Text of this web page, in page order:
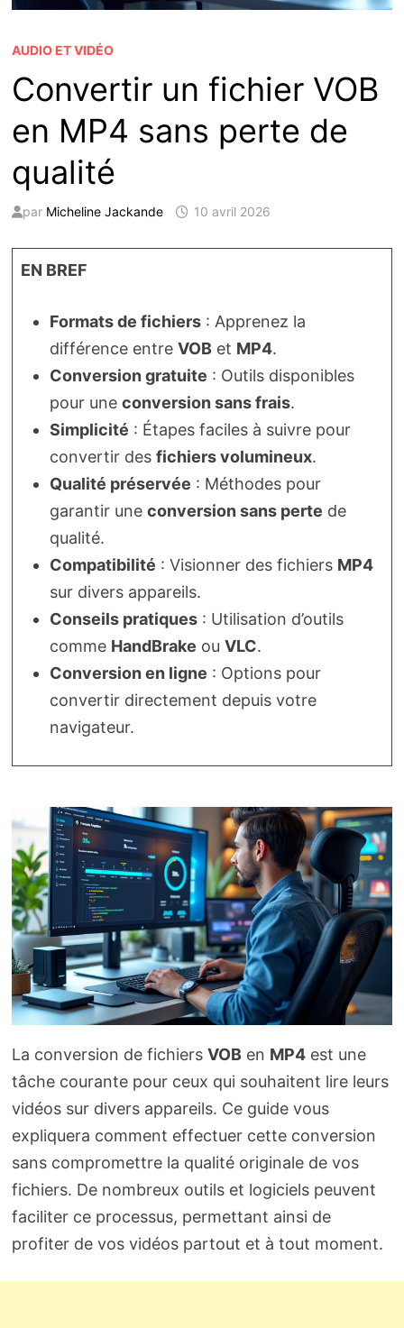
AUDIO ET VIDÉO
Convertir un fichier VOB
en MP4 sans perte de
qualité
par Micheline Jackande 10 avril 2026
EN BREF
Formats de fichiers: Apprenez la
différence entre VOBet MP4.
Conversion gratuite : Outils disponibles
pour une conversion sans frais.
Simplicité : Étapes faciles à suivre pour
convertir des fichiers volumineux.
Qualité préservée : Méthodes pour
garantir une conversion sans perte de
qualité.
Compatibilité : Visionner des fichiers MP4
sur divers appareils.
Conseils pratiques: Utilisation d’outils
comme HandBrake ou VLC.
Conversion en ligne : Options pour
convertir directement depuis votre
navigateur.
La conversion de fichiers VOBen MP4est une
tâche courante pour ceux qui souhaitent lire leurs
vidéos sur divers appareils. Ce guide vous
expliquera comment effectuer cette conversion
sans compromettre la qualité originale de vos
fichiers. De nombreux outils et logiciels peuvent
faciliter ce processus, permettant ainsi de
profiter de vos vidéos partout et à tout moment.